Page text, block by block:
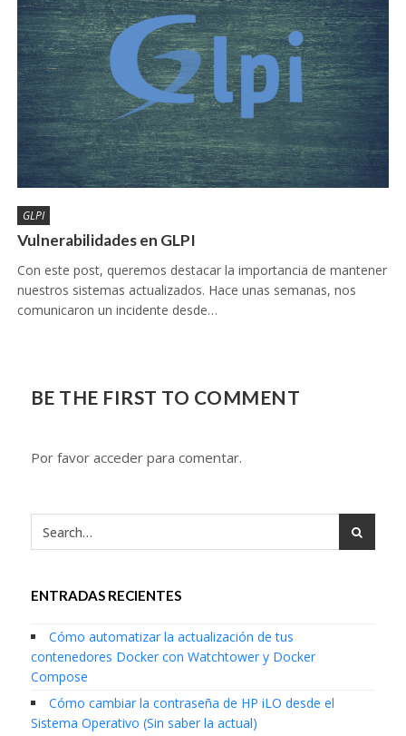
GLPI
Vulnerabilidades en GLPI
Con este post, queremos destacar la importancia de mantener
nuestros sistemas actualizados. Hace unas semanas, nos
comunicaron un incidente desde…
BE THE FIRST TO COMMENT
Por favor acceder para comentar.
ENTRADAS RECIENTES
Cómo automatizar la actualización de tus
contenedores Docker con Watchtower y Docker
Compose
Cómo cambiar la contraseña de HP iLO desde el
Sistema Operativo (Sin saber la actual)